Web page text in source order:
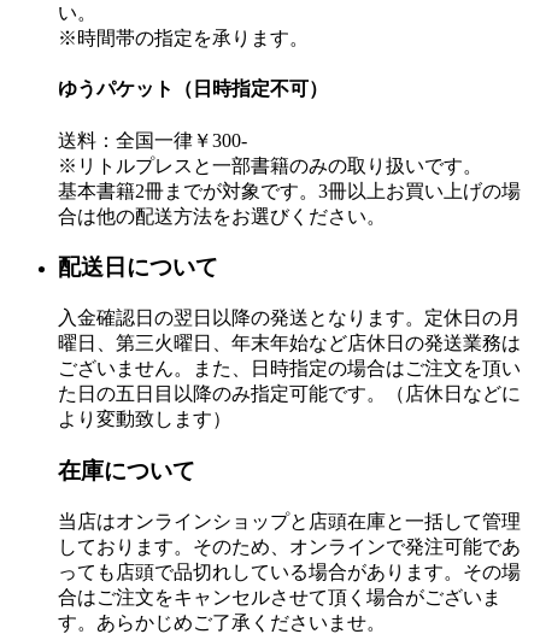
い。
※時間帯の指定を承ります。
ゆうパケット（日時指定不可）
送料：全国一律￥300-
※リトルプレスと一部書籍のみの取り扱いです。
基本書籍2冊までが対象です。3冊以上お買い上げの場
合は他の配送方法をお選びください。
配送日について
入金確認日の翌日以降の発送となります。定休日の月
曜日、第三火曜日、年末年始など店休日の発送業務は
ございません。また、日時指定の場合はご注文を頂い
た日の五日目以降のみ指定可能です。（店休日などに
より変動致します）
在庫について
当店はオンラインショップと店頭在庫と一括して管理
しております。そのため、オンラインで発注可能であ
っても店頭で品切れしている場合があります。その場
合はご注文をキャンセルさせて頂く場合がございま
す。あらかじめご了承くださいませ。